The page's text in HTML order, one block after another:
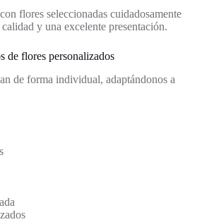
flores seleccionadas cuidadosamente
y una excelente presentación.
de flores personalizados
de forma individual, adaptándonos a